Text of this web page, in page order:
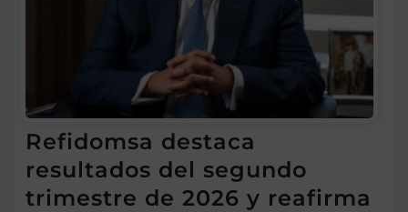
Refidomsa destaca
resultados del segundo
trimestre de 2026 y reafirma